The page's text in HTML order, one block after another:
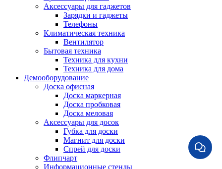
Аксессуары для гаджетов
Зарядки и гаджеты
Телефоны
Климатическая техника
Вентилятор
Бытовая техника
Техника для кухни
Техника для дома
Демооборудование
Доска офисная
Доска маркерная
Доска пробковая
Доска меловая
Аксессуары для досок
Губка для доски
Магнит для доски
Спрей для доски
Флипчарт
Информационные стенды